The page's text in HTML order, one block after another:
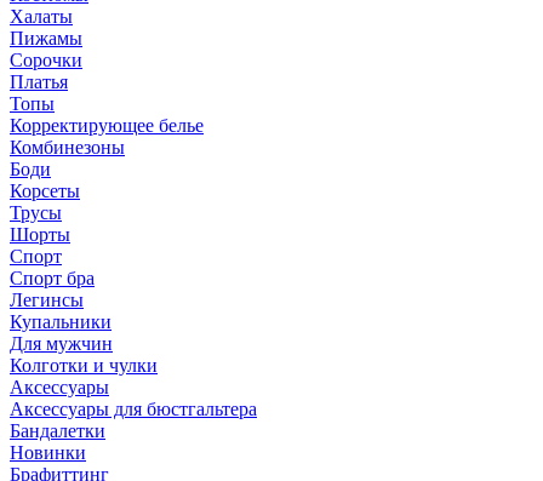
Халаты
Пижамы
Сорочки
Платья
Топы
Корректирующее белье
Комбинезоны
Боди
Корсеты
Трусы
Шорты
Спорт
Спорт бра
Легинсы
Купальники
Для мужчин
Колготки и чулки
Аксессуары
Аксессуары для бюстгальтера
Бандалетки
Новинки
Брафиттинг